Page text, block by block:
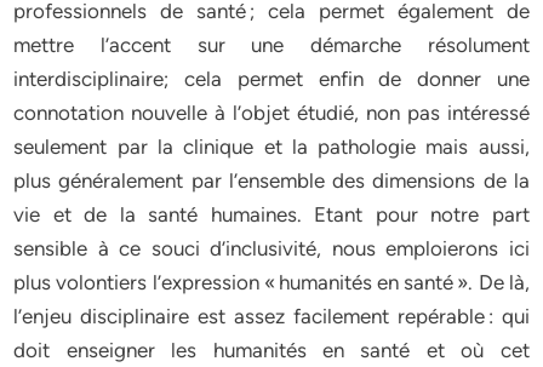
professionnels de santé ; cela permet également de
mettre l’accent sur une démarche résolument
interdisciplinaire; cela permet enfin de donner une
connotation nouvelle à l’objet étudié, non pas intéressé
seulement par la clinique et la pathologie mais aussi,
plus généralement par l’ensemble des dimensions de la
vie et de la santé humaines. Etant pour notre part
sensible à ce souci d’inclusivité, nous emploierons ici
plus volontiers l’expression « humanités en santé ». De là,
l’enjeu disciplinaire est assez facilement repérable : qui
doit enseigner les humanités en santé et où cet